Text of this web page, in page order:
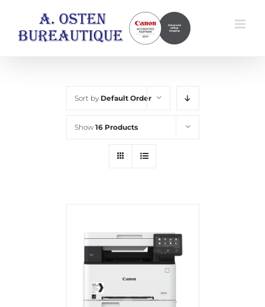
content
Sort by Default Order
Show 16 Products